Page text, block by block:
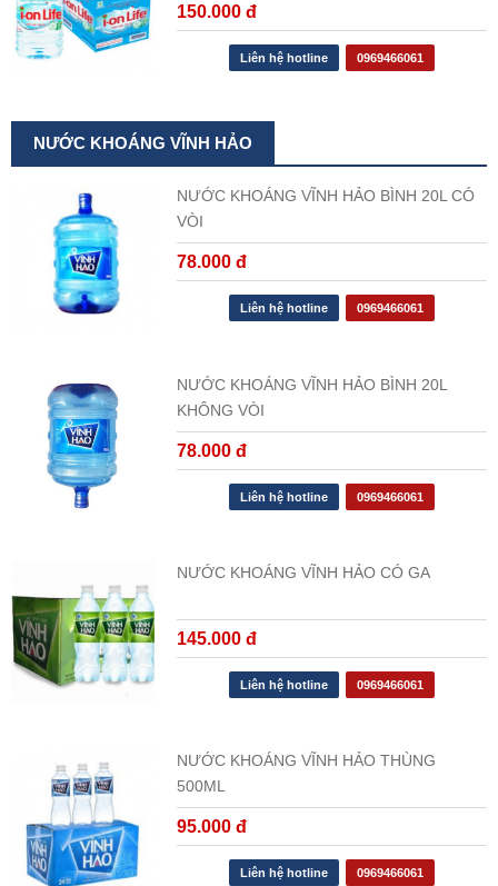
150.000 đ
Liên hệ hotline 0969466061
NƯỚC KHOÁNG VĨNH HẢO
NƯỚC KHOÁNG VĨNH HẢO BÌNH 20L CÓ
VÒI
78.000 đ
Liên hệ hotline 0969466061
NƯỚC KHOÁNG VĨNH HẢO BÌNH 20L
KHÔNG VÒI
78.000 đ
Liên hệ hotline 0969466061
NƯỚC KHOÁNG VĨNH HẢO CÓ GA
145.000 đ
Liên hệ hotline 0969466061
NƯỚC KHOÁNG VĨNH HẢO THÙNG
500ML
95.000 đ
Liên hệ hotline 0969466061